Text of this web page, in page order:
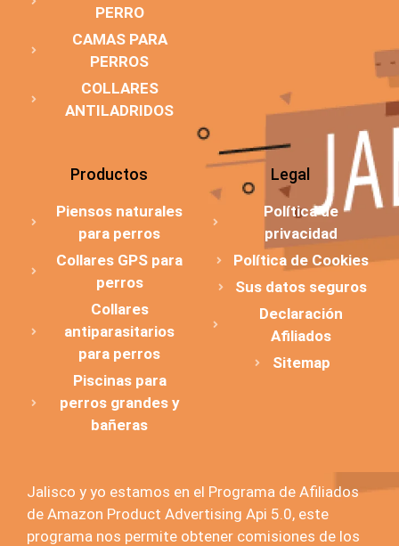
PERRO
CAMAS PARA
PERROS
COLLARES
ANTILADRIDOS
Productos
Piensos naturales
para perros
Collares GPS para
perros
Collares
antiparasitarios
para perros
Piscinas para
perros grandes y
bañeras
Legal
Política de
privacidad
Política de Cookies
Sus datos seguros
Declaración
Afiliados
Sitemap
Jalisco y yo estamos en el Programa de Afiliados
de Amazon Product Advertising Api 5.0, este
programa nos permite obtener comisiones de los